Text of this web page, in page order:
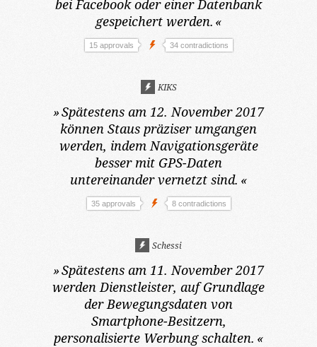
bei Facebook oder einer Datenbank
gespeichert werden. «
15 approvals 34 contradictions
KIKS
»Spätestens am 12. November 2017
können Staus präziser umgangen
werden, indem Navigationsgeräte
besser mit GPS-Daten
untereinander vernetzt sind. «
35 approvals 8 contradictions
Schessi
»Spätestens am 11. November 2017
werden Dienstleister, auf Grundlage
der Bewegungsdaten von
Smartphone-Besitzern,
personalisierte Werbung schalten. «